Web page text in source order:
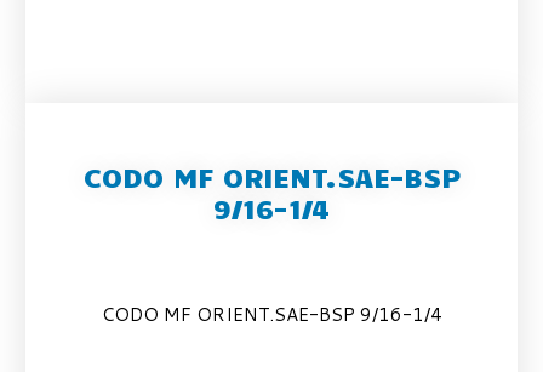
CODO MF ORIENT.SAE-BSP
9/16-1/4
CODO MF ORIENT.SAE-BSP 9/16-1/4